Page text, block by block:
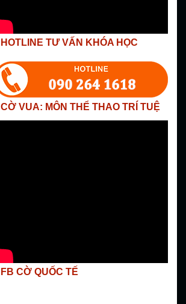
HOTLINE TƯ VẤN KHÓA HỌC
CỜ VUA: MÔN THỂ THAO TRÍ TUỆ
FB CỜ QUỐC TẾ